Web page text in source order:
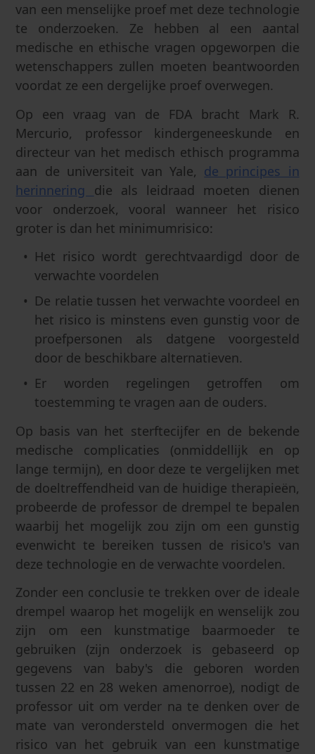
van een menselijke proef met deze technologie
te onderzoeken. Ze hebben al een aantal
medische en ethische vragen opgeworpen die
wetenschappers zullen moeten beantwoorden
voordat ze een dergelijke proef overwegen.
Op een vraag van de FDA bracht Mark R.
Mercurio, professor kindergeneeskunde en
directeur van het medisch ethisch programma
aan de universiteit van Yale, de principes in
herinnering die als leidraad moeten dienen
voor onderzoek, vooral wanneer het risico
groter is dan het minimumrisico:
Het risico wordt gerechtvaardigd door de
verwachte voordelen
De relatie tussen het verwachte voordeel en
het risico is minstens even gunstig voor de
proefpersonen als datgene voorgesteld
door de beschikbare alternatieven.
Er worden regelingen getroffen om
toestemming te vragen aan de ouders.
Op basis van het sterftecijfer en de bekende
medische complicaties (onmiddellijk en op
lange termijn), en door deze te vergelijken met
de doeltreffendheid van de huidige therapieën,
probeerde de professor de drempel te bepalen
waarbij het mogelijk zou zijn om een gunstig
evenwicht te bereiken tussen de risico's van
deze technologie en de verwachte voordelen.
Zonder een conclusie te trekken over de ideale
drempel waarop het mogelijk en wenselijk zou
zijn om een kunstmatige baarmoeder te
gebruiken (zijn onderzoek is gebaseerd op
gegevens van baby's die geboren worden
tussen 22 en 28 weken amenorroe), nodigt de
professor uit om verder na te denken over de
mate van verondersteld onvermogen die het
risico van het gebruik van een kunstmatige